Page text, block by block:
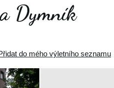
Dymník
do mého výletního seznamu